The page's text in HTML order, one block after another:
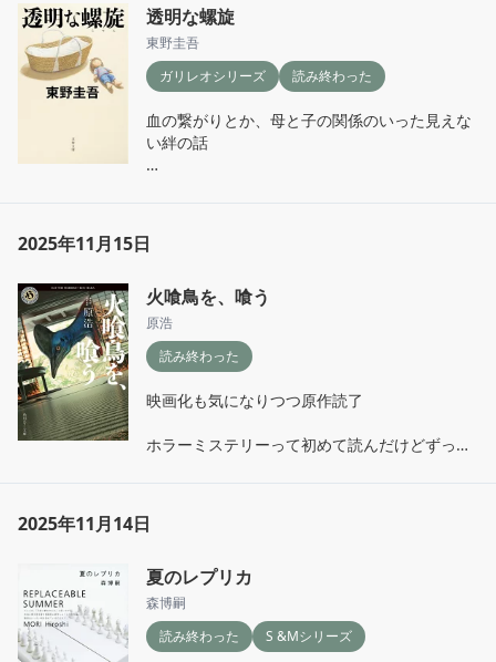
間味のある島田潔という探偵が絶妙に癖になっ
ているのでこのシリーズも読み進めるぞ！とい
うきもち
の取り合わせがレトロな空気感で、過去の犯罪
と現在のシーンの行き来が面白く海外のミステ
リーを読んでいるような懐かしさがあって終始
読んでいた自分のイメージに、過去の謎が一気
に現在に答えとともに迫ってきて、そのまま一
た瞬間のああ！という気持ちよさが心地よい余
韻が残った。
正木のことを思うとやるせない気持ちも残るけ
れど。
透明な螺旋
東野圭吾
ガリレオシリーズ
読み終わった
血の繋がりとか、母と子の関係のいった見えな
い絆の話
を探しながら読み進めた。事件の周りだけでな
く湯川の親子関係やその背景が描かれていてサ
作品内時間が進んでいて気がつくと湯川や草薙
が昇進して年齢を重ね、過去の事件の経験を含
んで人として変わったり変わらないところがど
れも魅力的な作品だなあと思う
相変わらず面白くて読みやすくてすごい
2025年11月15日
火喰鳥を、喰う
原浩
読み終わった
映画化も気になりつつ原作読了
ホラーミステリーって初めて読んだけどずっと
笑っちゃった。すごい気持ち悪くて気持ちがい
いエンド……個人的にはすごい面白かった
2025年11月14日
夏のレプリカ
森博嗣
読み終わった
S &Mシリーズ